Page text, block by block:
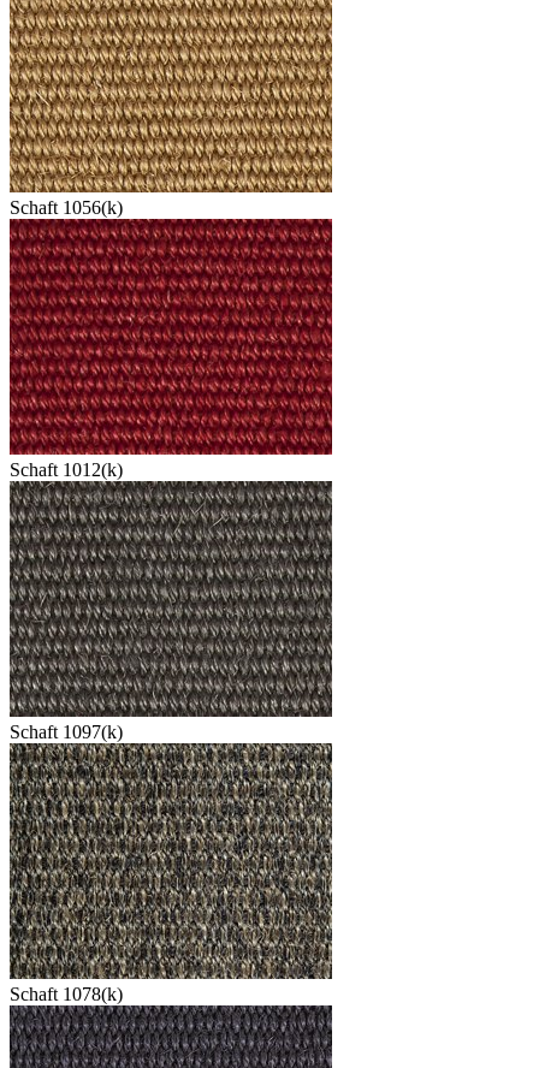
Schaft 1056(k)
Schaft 1012(k)
Schaft 1097(k)
Schaft 1078(k)